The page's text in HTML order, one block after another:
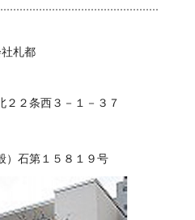
札都
２２条西３－１－３７
石第１５８１９号